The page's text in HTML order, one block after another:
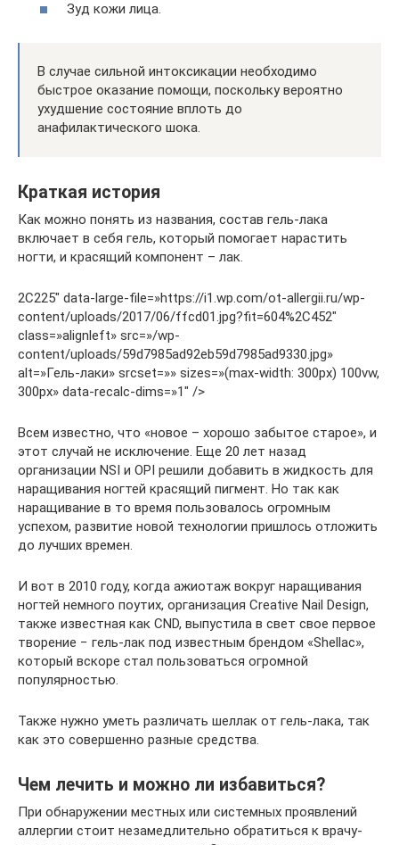
Зуд кожи лица.
В случае сильной интоксикации необходимо
быстрое оказание помощи, поскольку вероятно
ухудшение состояние вплоть до
анафилактического шока.
Краткая история
Как можно понять из названия, состав гель-лака
включает в себя гель, который помогает нарастить
ногти, и красящий компонент – лак.
2C225″ data-large-file=»https://i1.wp.com/ot-allergii.ru/wp-
content/uploads/2017/06/ffcd01.jpg?fit=604%2C452″
class=»alignleft» src=»/wp-
content/uploads/59d7985ad92eb59d7985ad9330.jpg»
alt=»Гель-лаки» srcset=»» sizes=»(max-width: 300px) 100vw,
300px» data-recalc-dims=»1″ />
Всем известно, что «новое – хорошо забытое старое», и
этот случай не исключение. Еще 20 лет назад
организации NSI и OPI решили добавить в жидкость для
наращивания ногтей красящий пигмент. Но так как
наращивание в то время пользовалось огромным
успехом, развитие новой технологии пришлось отложить
до лучших времен.
И вот в 2010 году, когда ажиотаж вокруг наращивания
ногтей немного поутих, организация Creative Nail Design,
также известная как CND, выпустила в свет свое первое
творение − гель-лак под известным брендом «Shellac»,
который вскоре стал пользоваться огромной
популярностью.
Также нужно уметь различать шеллак от гель-лака, так
как это совершенно разные средства.
Чем лечить и можно ли избавиться?
При обнаружении местных или системных проявлений
аллергии стоит незамедлительно обратиться к врачу-